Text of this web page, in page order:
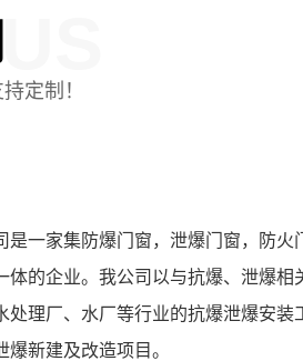
定制！
一家集防爆门窗，泄爆门窗，防
的企业。我公司以与抗爆、泄爆
处理厂、水厂等行业的抗爆泄爆安
新建及改造项目。